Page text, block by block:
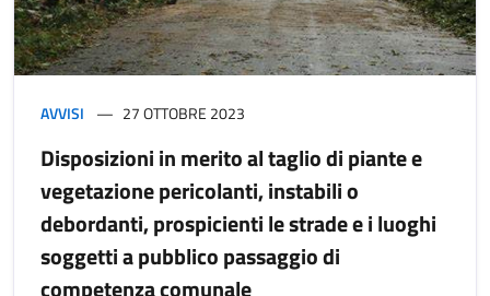
AVVISI 27 OTTOBRE 2023
Disposizioni in merito al taglio di piante e
vegetazione pericolanti, instabili o
debordanti, prospicienti le strade e i luoghi
soggetti a pubblico passaggio di
competenza comunale